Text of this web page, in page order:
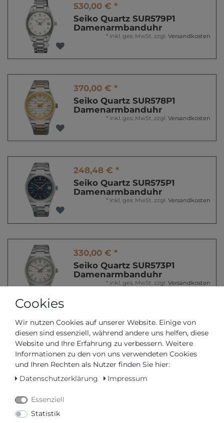
530,00 € *
Seiko Quartz SUR579P1
Damenarmbanduhr
* inkl. ges. MwSt. zzgl. Versandkosten
370,00 € *
Seiko Quartz SUR578P1
Damenarmbanduhr
* inkl. ges. MwSt. zzgl. Versandkosten
248,48 € *
Seiko Quartz SUR575P1
Damenarmbanduhr
* inkl. ges. MwSt. zzgl. Versandkosten
330,00 € *
Seiko Quartz SUR573P1
Damenarmbanduhr
* inkl. ges. MwSt. zzgl. Versandkosten
ab 119,00 € *
Pandora Behandelte
Süßwasserzuchtperle &
Kugeln Armband 593173C01
Damenarmband
*inkl. ges. MwSt.
Cookies
Wir nutzen Cookies auf unserer Website. Einige von
diesen sind essenziell, während andere uns helfen, diese
Website und Ihre Erfahrung zu verbessern. Weitere
Informationen zu den von uns verwendeten Cookies
und Ihren Rechten als Nutzer finden Sie hier:
Datenschutzerklärung
Impressum
Essenziell
Statistik